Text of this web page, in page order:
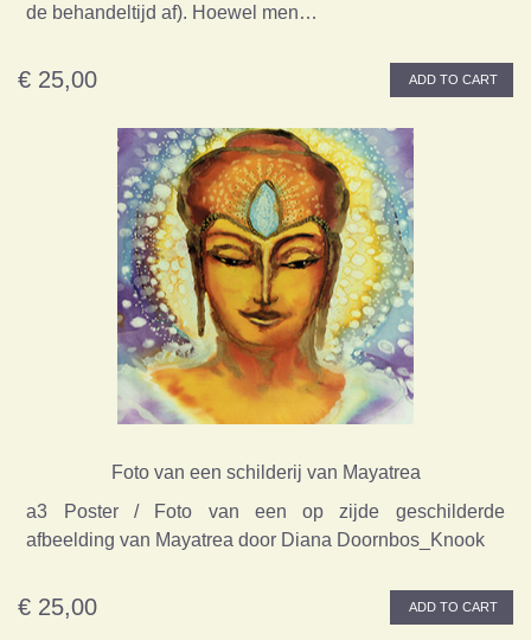
de behandeltijd af). Hoewel men…
€ 25,00 ADD TO CART
Foto van een schilderij van Mayatrea
a3 Poster / Foto van een op zijde geschilderde
afbeelding van Mayatrea door Diana Doornbos_Knook
€ 25,00 ADD TO CART